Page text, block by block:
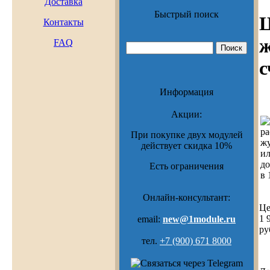
Контакты
FAQ
Быстрый поиск
Информация
Акции:
При покупке двух модулей
действует скидка 10%
Есть ограничения
Онлайн-консультант:
email: new@1module.ru
тел. +7 (900) 671 8000
1